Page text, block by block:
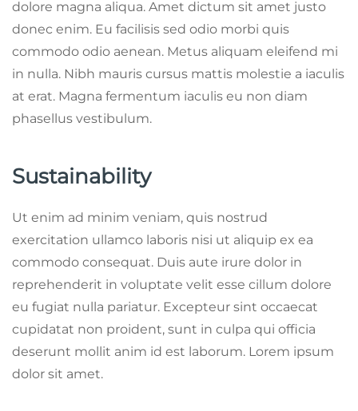
dolore magna aliqua. Amet dictum sit amet justo
donec enim. Eu facilisis sed odio morbi quis
commodo odio aenean. Metus aliquam eleifend mi
in nulla. Nibh mauris cursus mattis molestie a iaculis
at erat. Magna fermentum iaculis eu non diam
phasellus vestibulum.
Sustainability
Ut enim ad minim veniam, quis nostrud
exercitation ullamco laboris nisi ut aliquip ex ea
commodo consequat. Duis aute irure dolor in
reprehenderit in voluptate velit esse cillum dolore
eu fugiat nulla pariatur. Excepteur sint occaecat
cupidatat non proident, sunt in culpa qui officia
deserunt mollit anim id est laborum. Lorem ipsum
dolor sit amet.